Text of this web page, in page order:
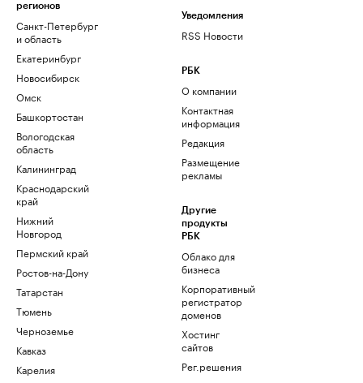
регионов
Санкт-Петербург
и область
Екатеринбург
Новосибирск
Омск
Башкортостан
Вологодская
область
Калининград
Краснодарский
край
Нижний
Новгород
Пермский край
Ростов-на-Дону
Татарстан
Тюмень
Черноземье
Кавказ
Карелия
Уведомления
RSS Новости
РБК
О компании
Контактная
информация
Редакция
Размещение
рекламы
Другие
продукты
РБК
Облако для
бизнеса
Корпоративный
регистратор
доменов
Хостинг
сайтов
Рег.решения